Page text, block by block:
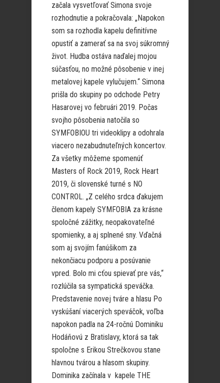
začala vysvetľovať Simona svoje
rozhodnutie a pokračovala: „Napokon
som sa rozhodla kapelu definitívne
opustiť a zamerať sa na svoj súkromný
život. Hudba ostáva naďalej mojou
súčasťou, no možné pôsobenie v inej
metalovej kapele vylučujem.“ Simona
prišla do skupiny po odchode Petry
Hasarovej vo februári 2019. Počas
svojho pôsobenia natočila so
SYMFOBIOU tri videoklipy a odohrala
viacero nezabudnuteľných koncertov.
Za všetky môžeme spomenúť
Masters of Rock 2019, Rock Heart
2019, či slovenské turné s NO
CONTROL. „Z celého srdca ďakujem
členom kapely SYMFOBIA za krásne
spoločné zážitky, neopakovateľné
spomienky, a aj splnené sny. Vďačná
som aj svojím fanúšikom za
nekončiacu podporu a posúvanie
vpred. Bolo mi cťou spievať pre vás,“
rozlúčila sa sympatická speváčka.
Predstavenie novej tváre a hlasu Po
vyskúšaní viacerých speváčok, voľba
napokon padla na 24-ročnú Dominiku
Hodáňovú z Bratislavy, ktorá sa tak
spoločne s Erikou Strečkovou stane
hlavnou tvárou a hlasom skupiny.
Dominika začínala v kapele THE